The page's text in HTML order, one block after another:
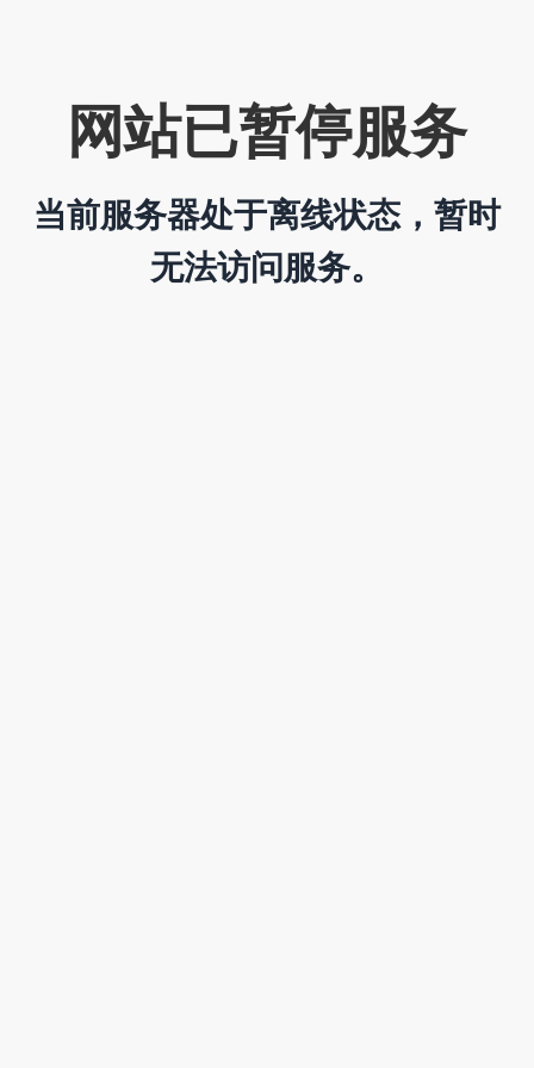
网站已暂停服务
当前服务器处于离线状态，暂时
无法访问服务。